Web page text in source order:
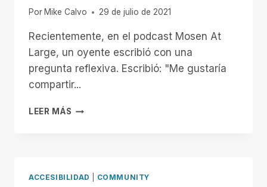
Por Mike Calvo 29 de julio de 2021
Recientemente, en el podcast Mosen At
Large, un oyente escribió con una
pregunta reflexiva. Escribió: "Me gustaría
compartir...
LEER MÁS RESPUESTA
SCRIBE
ACCESIBILIDAD COMMUNITY